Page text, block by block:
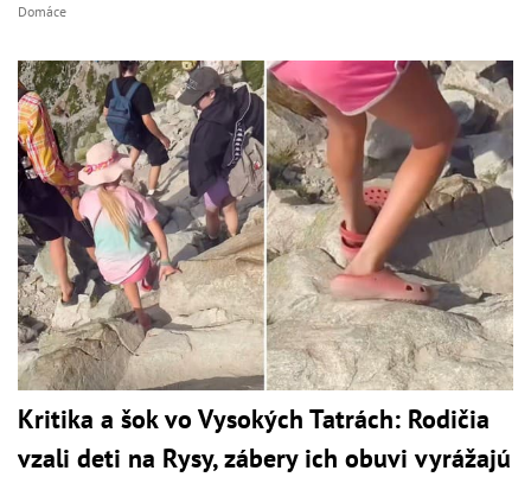
Domáce
Kritika a šok vo Vysokých Tatrách: Rodičia
vzali deti na Rysy, zábery ich obuvi vyrážajú